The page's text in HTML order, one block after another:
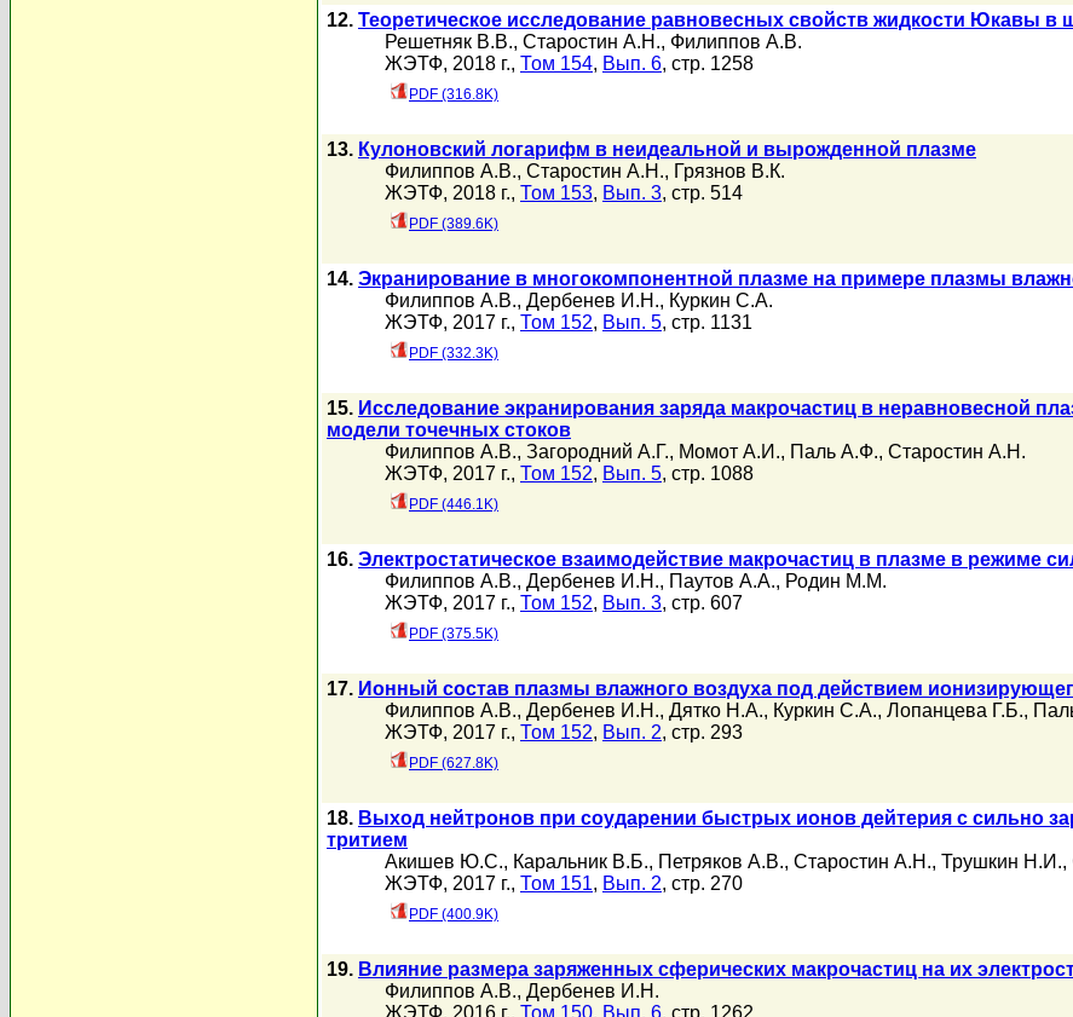
12. Теоретическое исследование равновесных свойств жидкости Юкавы в
Решетняк В.В., Старостин А.Н., Филиппов А.В.
ЖЭТФ, 2018 г., Том 154, Вып. 6, стр. 1258
PDF (316.8K)
13. Кулоновский логарифм в неидеальной и вырожденной плазме
Филиппов А.В., Старостин А.Н., Грязнов В.К.
ЖЭТФ, 2018 г., Том 153, Вып. 3, стр. 514
PDF (389.6K)
14. Экранирование в многокомпонентной плазме на примере плазмы
Филиппов А.В., Дербенев И.Н., Куркин С.А.
ЖЭТФ, 2017 г., Том 152, Вып. 5, стр. 1131
PDF (332.3K)
15. Исследование экранирования заряда макрочастиц в неравновесной
модели точечных стоков
Филиппов А.В., Загородний А.Г., Момот А.И., Паль А.Ф., Старостин А.Н.
ЖЭТФ, 2017 г., Том 152, Вып. 5, стр. 1088
PDF (446.1K)
16. Электростатическое взаимодействие макрочастиц в плазме в режиме
Филиппов А.В., Дербенев И.Н., Паутов А.А., Родин М.М.
ЖЭТФ, 2017 г., Том 152, Вып. 3, стр. 607
PDF (375.5K)
17. Ионный состав плазмы влажного воздуха под действием
Филиппов А.В., Дербенев И.Н., Дятко Н.А., Куркин С.А., Лопанцева Г.Б.,
ЖЭТФ, 2017 г., Том 152, Вып. 2, стр. 293
PDF (627.8K)
18. Выход нейтронов при соударении быстрых ионов дейтерия с
тритием
Акишев Ю.С., Каральник В.Б., Петряков А.В., Старостин А.Н., Трушкин Н.И.,
ЖЭТФ, 2017 г., Том 151, Вып. 2, стр. 270
PDF (400.9K)
19. Влияние размера заряженных сферических макрочастиц на их
Филиппов А.В., Дербенев И.Н.
ЖЭТФ, 2016 г., Том 150, Вып. 6, стр. 1262